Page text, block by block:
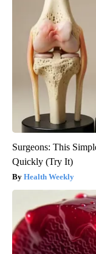
Surgeons: This
Quickly (Try It)
Health Weekly